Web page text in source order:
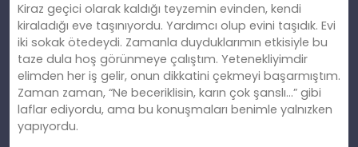
Kiraz geçici olarak kaldığı teyzemin evinden, kendi
kiraladığı eve taşınıyordu. Yardımcı olup evini taşıdık. Evi
iki sokak ötedeydi. Zamanla duyduklarımın etkisiyle bu
taze dula hoş görünmeye çalıştım. Yetenekliyimdir
elimden her iş gelir, onun dikkatini çekmeyi başarmıştım.
Zaman zaman, “Ne beceriklisin, karın çok şanslı…” gibi
laflar ediyordu, ama bu konuşmaları benimle yalnızken
yapıyordu.